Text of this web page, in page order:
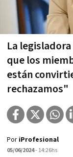
La
que los
están
rechazamos"
Por iProfesional
05/06/2024- 14:26hs